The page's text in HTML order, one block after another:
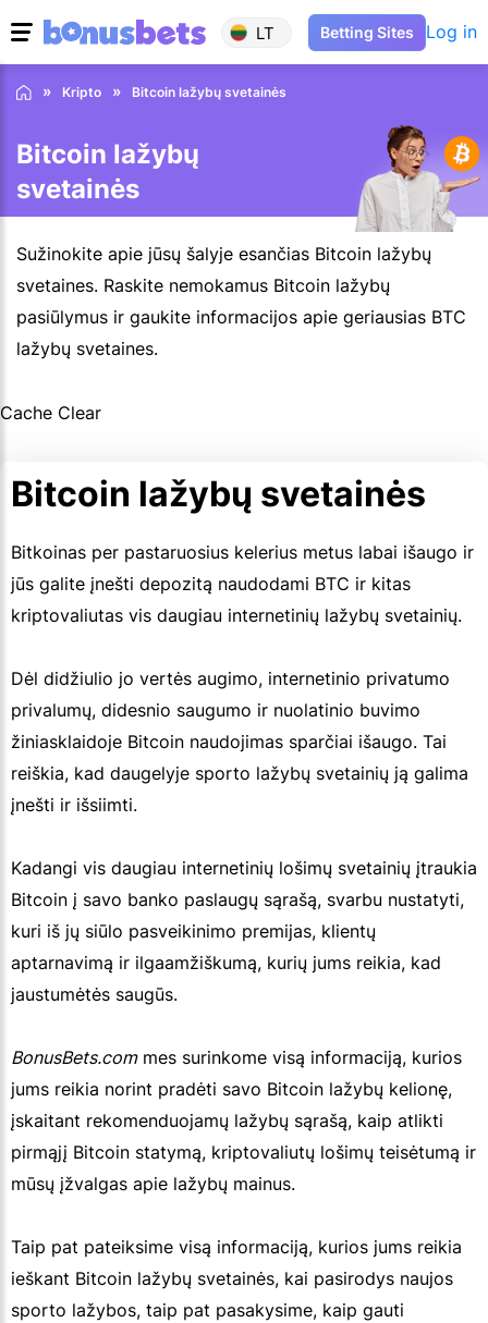
LT Betting Sites Log in
Kripto Bitcoin lažybų svetainės
Bitcoin lažybų
svetainės
Sužinokite apie jūsų šalyje esančias Bitcoin lažybų
svetaines. Raskite nemokamus Bitcoin lažybų
pasiūlymus ir gaukite informacijos apie geriausias BTC
lažybų svetaines.
Cache Clear
Bitcoin lažybų svetainės
Bitkoinas per pastaruosius kelerius metus labai išaugo ir
jūs galite įnešti depozitą naudodami BTC ir kitas
kriptovaliutas vis daugiau internetinių lažybų svetainių.
Dėl didžiulio jo vertės augimo, internetinio privatumo
privalumų, didesnio saugumo ir nuolatinio buvimo
žiniasklaidoje Bitcoin naudojimas sparčiai išaugo. Tai
reiškia, kad daugelyje sporto lažybų svetainių ją galima
įnešti ir išsiimti.
Kadangi vis daugiau internetinių lošimų svetainių įtraukia
Bitcoin į savo banko paslaugų sąrašą, svarbu nustatyti,
kuri iš jų siūlo pasveikinimo premijas, klientų
aptarnavimą ir ilgaamžiškumą, kurių jums reikia, kad
jaustumėtės saugūs.
BonusBets.commes surinkome visą informaciją, kurios
jums reikia norint pradėti savo Bitcoin lažybų kelionę,
įskaitant rekomenduojamų lažybų sąrašą, kaip atlikti
pirmąjį Bitcoin statymą, kriptovaliutų lošimų teisėtumą ir
mūsų įžvalgas apie lažybų mainus.
Taip pat pateiksime visą informaciją, kurios jums reikia
ieškant Bitcoin lažybų svetainės, kai pasirodys naujos
sporto lažybos, taip pat pasakysime, kaip gauti